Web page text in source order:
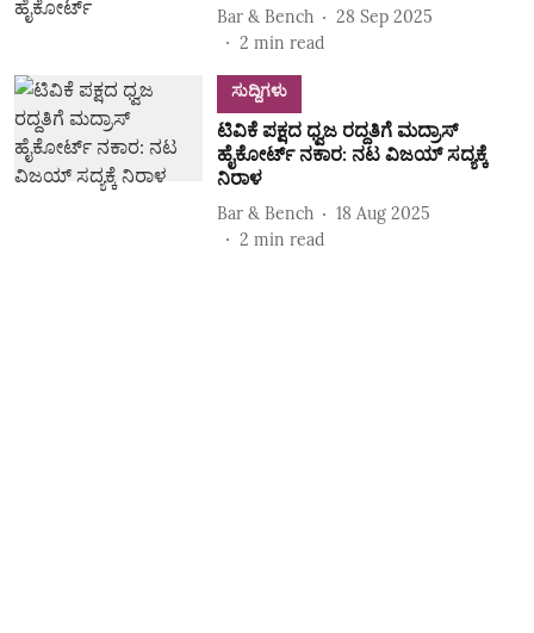
Bar & Bench
28 Sep 2025
2 min read
ಸುದ್ದಿಗಳು
ಟಿವಿಕೆ ಪಕ್ಷದ ಧ್ವಜ ರದ್ದತಿಗೆ ಮದ್ರಾಸ್
ಹೈಕೋರ್ಟ್ ನಕಾರ: ನಟ ವಿಜಯ್ ಸದ್ಯಕ್ಕೆ
ನಿರಾಳ
Bar & Bench
18 Aug 2025
2 min read